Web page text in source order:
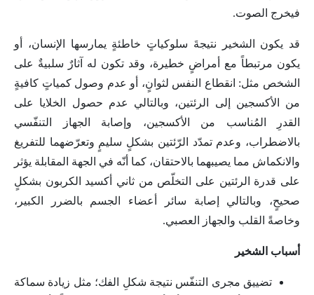
فيخرج الصوت.
قد يكون الشخير نتيجةَ سلوكياتٍ خاطئةٍ يمارسها الإنسان، أو
يكون مرتبطاً مع أمراضٍ خطيرة، وقد تكون له آثارٌ سلبيةٌ على
الشخص مثل: انقطاع النفس لثوانٍ، أو عدم وصول كمياتٍ كافيةٍ
من الأكسجين إلى الرئتين، وبالتالي عدم حصول الخلايا على
القدرِ المُناسب من الأكسجين، وإصابة الجهاز التنفّسي
بالاضطراب، وعدم تمدّد الرّئتين بشكلٍ سليمٍ وتعرّضهما للتفريغ
والانكماش مما يصيبهما بالاحتقان، كما أنّه في الجهة المقابلة يؤثر
على قدرة الرئتين على التخلّص من ثاني أكسيد الكربون بشكلٍ
صحيحٍ، وبالتالي إصابة سائر أعضاء الجسم بالضرر الكبير،
وخاصةً القلب والجهاز العصبي.
أسباب الشخير
تضييق مجرى التنفّس نتيجة شكلِ الفك؛ مثل زيادة سماكة